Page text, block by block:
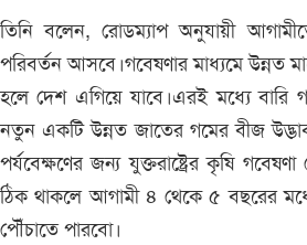
তিনি বলেন, রোডম্যাপ অনুযায়ী
পরিবর্তন আসবে।গবেষণার মাধ্যমে উন্নত
হলে দেশ এগিয়ে যাবে।এরই মধ্যে
নতুন একটি উন্নত জাতের গমের বীজ
পর্যবেক্ষণের জন্য যুক্তরাষ্ট্রের কৃষি
ঠিক থাকলে আগামী ৪ থেকে ৫ বছরের
পৌঁচাতে পারবো।